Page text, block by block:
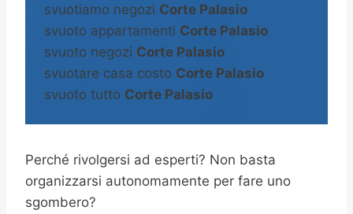
svuotiamo negozi Corte Palasio
svuoto appartamenti Corte Palasio
svuoto negozi Corte Palasio
svuotare casa costo Corte Palasio
svuoto tutto Corte Palasio
Perché rivolgersi ad esperti? Non basta
organizzarsi autonomamente per fare uno
sgombero?